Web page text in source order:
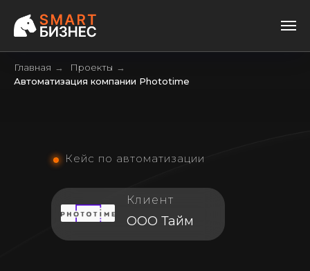
Главная → Проекты →
Автоматизация компании Phototime
Кейс по автоматизации
Клиент
ООО Тайм